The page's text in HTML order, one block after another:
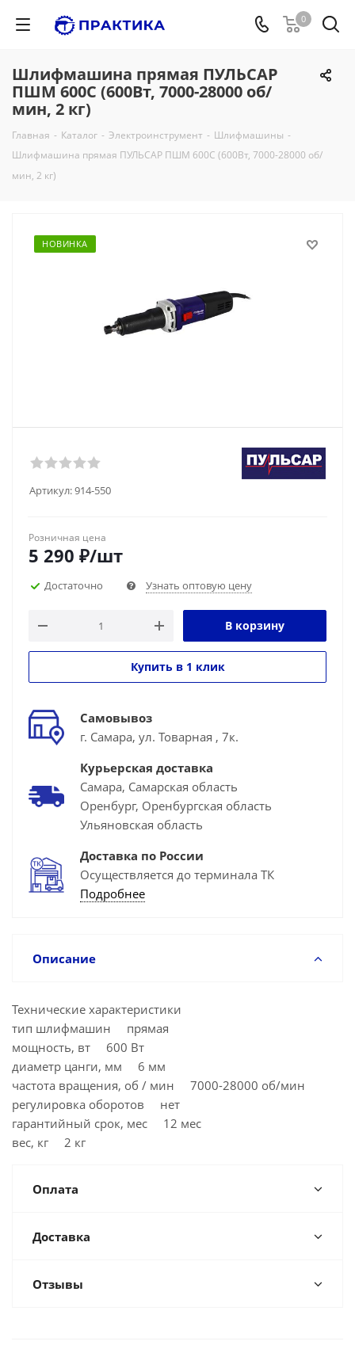
0
Шлифмашина прямая ПУЛЬСАР
ПШМ 600С (600Вт, 7000-28000 об/
мин, 2 кг)
Главная - Каталог - Электроинструмент - Шлифмашины -
Шлифмашина прямая ПУЛЬСАР ПШМ 600С (600Вт, 7000-28000 об/
мин, 2 кг)
НОВИНКА
Артикул:914-550
Розничная цена
5 290 ₽/шт
Достаточно Узнать оптовую цену
В корзину
Купить в 1 клик
Самовывоз
г. Самара, ул. Товарная , 7к.
Курьерская доставка
Самара, Самарская область
Оренбург, Оренбургская область
Ульяновская область
Доставка по России
Осуществляется до терминала ТК
Подробнее
Описание
Технические характеристики
тип шлифмашин прямая
мощность, вт 600 Вт
диаметр цанги, мм 6 мм
частота вращения, об / мин 7000-28000 об/мин
регулировка оборотов нет
гарантийный срок, мес 12 мес
вес, кг 2 кг
Оплата
Доставка
Отзывы